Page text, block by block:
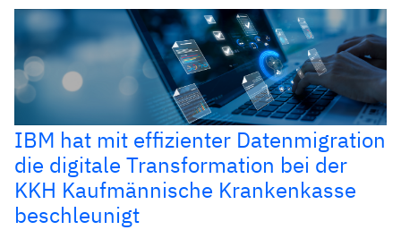
IBM hat mit effizienter Datenmigration
die digitale Transformation bei der
KKH Kaufmännische Krankenkasse
beschleunigt